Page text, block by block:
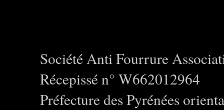
Société Anti Fourrure
Récepissé n° W662012964
Préfecture des Pyrénées